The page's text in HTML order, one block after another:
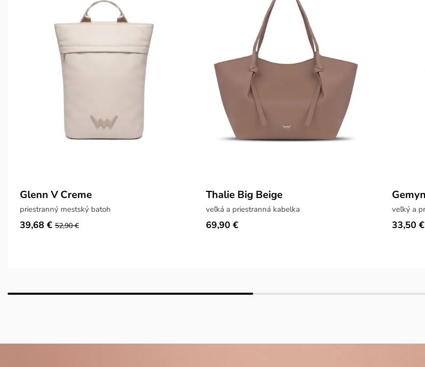
Glenn V Creme
priestranný mestský batoh
39,68 € 52,90 €
Thalie Big Beige
veľká a priestranná kabelka
69,90 €
veľký a
33,50 €